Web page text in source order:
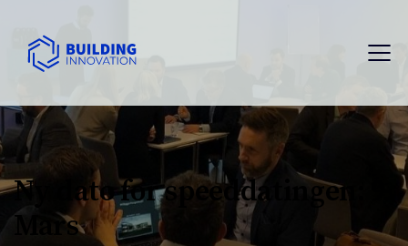
Ny dato for speeddatingen: 9.
Mars